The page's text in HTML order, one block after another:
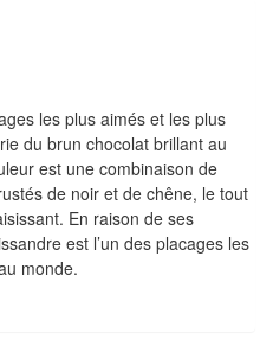
les plus aimés et les plus
du brun chocolat brillant au
est une combinaison de
de noir et de chêne, le tout
En raison de ses
est l’un des placages les
monde.